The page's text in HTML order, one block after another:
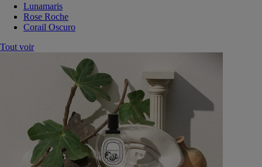
Lunamaris
Rose Roche
Corail Oscuro
Tout voir